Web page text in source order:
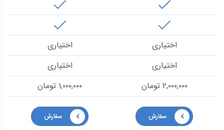
اختیاری
اختیاری
۱,۰۰۰,۰۰۰ تومان
سفارش
اختیاری
اختیاری
۲,۰۰۰,۰۰۰ تومان
سفارش